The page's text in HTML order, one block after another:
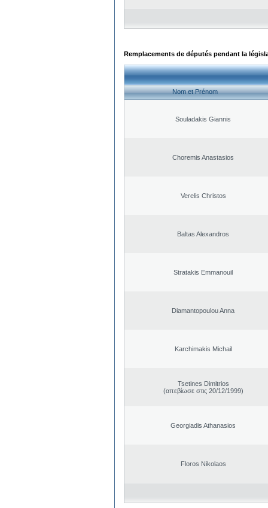
Remplacements de députés pendant la
Nom et Prénom
Souladakis Giannis
Choremis Anastasios
Verelis Christos
Baltas Alexandros
Stratakis Emmanouil
Diamantopoulou Anna
Karchimakis Michail
Tsetines Dimitrios
(απεβίωσε στις 20/12/1999)
Georgiadis Athanasios
Floros Nikolaos